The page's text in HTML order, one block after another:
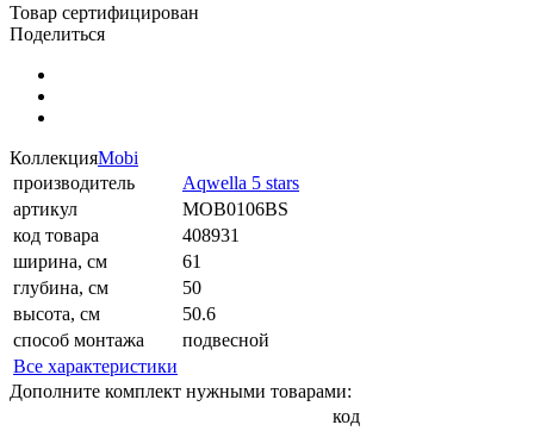
Товар сертифицирован
Поделиться
КоллекцияMobi
производитель
Aqwella 5 stars
артикул
MOB0106BS
код товара
408931
ширина, см
61
глубина, см
50
высота, см
50.6
способ монтажа
подвесной
Все характеристики
Дополните комплект нужными товарами:
код